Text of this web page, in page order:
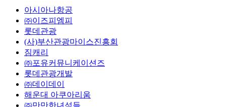
아시아나항공
㈜이즈피엠피
롯데관광
(사)부산관광마이스진흥회
짐캐리
㈜포유커뮤니케이션즈
롯데관광개발
㈜데이데이
해운대 아쿠아리움
㈜만만한녀석들